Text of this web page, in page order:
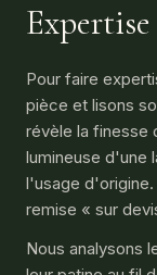
Pour faire
pièce et lisons
révèle la finesse
lumineuse d'une
l'usage
remise « sur
Nous analysons